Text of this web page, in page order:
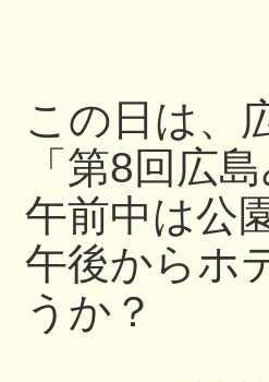
この日は、
「第8回広
午前中は公
午後からホ
うか？